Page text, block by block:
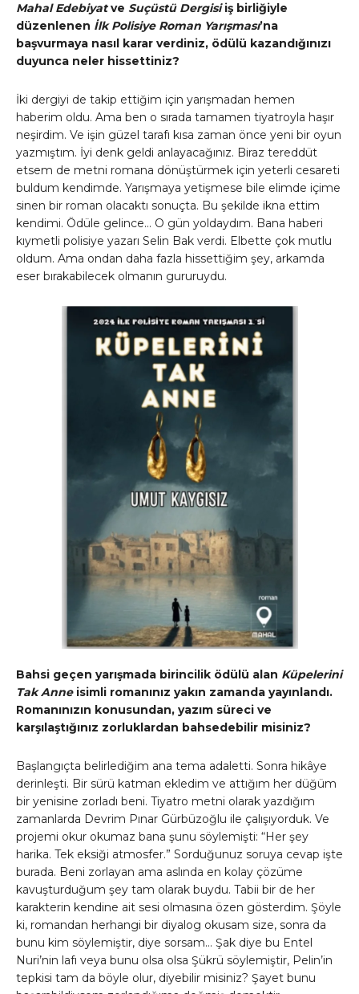
Mahal Edebiyatve Suçüstü Dergisiiş birliğiyle
düzenlenen İlk Polisiye Roman Yarışması’na
başvurmaya nasıl karar verdiniz, ödülü kazandığınızı
duyunca neler hissettiniz?
İki dergiyi de takip ettiğim için yarışmadan hemen
haberim oldu. Ama ben o sırada tamamen tiyatroyla haşır
neşirdim. Ve işin güzel tarafı kısa zaman önce yeni bir oyun
yazmıştım. İyi denk geldi anlayacağınız. Biraz tereddüt
etsem de metni romana dönüştürmek için yeterli cesareti
buldum kendimde. Yarışmaya yetişmese bile elimde içime
sinen bir roman olacaktı sonuçta. Bu şekilde ikna ettim
kendimi. Ödüle gelince… O gün yoldaydım. Bana haberi
kıymetli polisiye yazarı Selin Bak verdi. Elbette çok mutlu
oldum. Ama ondan daha fazla hissettiğim şey, arkamda
eser bırakabilecek olmanın gururuydu.
Bahsi geçen yarışmada birincilik ödülü alan Küpelerini
Tak Anneisimli romanınız yakın zamanda yayınlandı.
Romanınızın konusundan, yazım süreci ve
karşılaştığınız zorluklardan bahsedebilir misiniz?
Başlangıçta belirlediğim ana tema adaletti. Sonra hikâye
derinleşti. Bir sürü katman ekledim ve attığım her düğüm
bir yenisine zorladı beni. Tiyatro metni olarak yazdığım
zamanlarda Devrim Pınar Gürbüzoğlu ile çalışıyorduk. Ve
projemi okur okumaz bana şunu söylemişti: “Her şey
harika. Tek eksiği atmosfer.” Sorduğunuz soruya cevap işte
burada. Beni zorlayan ama aslında en kolay çözüme
kavuşturduğum şey tam olarak buydu. Tabii bir de her
karakterin kendine ait sesi olmasına özen gösterdim. Şöyle
ki, romandan herhangi bir diyalog okusam size, sonra da
bunu kim söylemiştir, diye sorsam… Şak diye bu Entel
Nuri’nin lafı veya bunu olsa olsa Şükrü söylemiştir, Pelin’in
tepkisi tam da böyle olur, diyebilir misiniz? Şayet bunu